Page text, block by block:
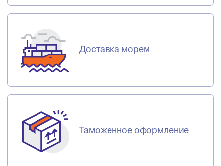
Доставка морем
Таможенное оформление